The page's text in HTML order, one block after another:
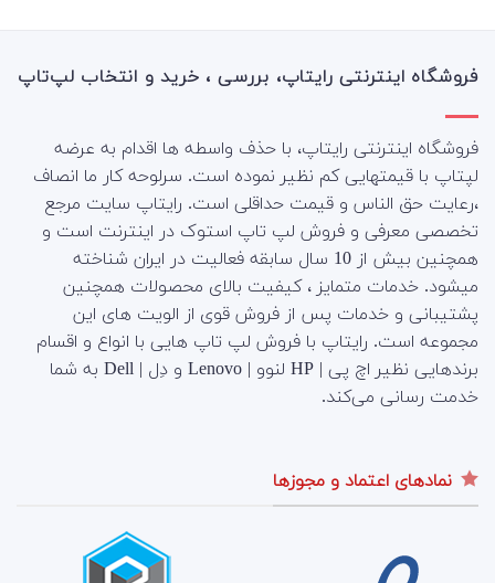
فروشگاه اینترنتی رایتاپ، بررسی ، خرید و انتخاب لپ‌تاپ
فروشگاه اینترنتی رایتاپ، با حذف واسطه ها اقدام به عرضه
لپتاپ با قیمتهایی کم نظیر نموده است. سرلوحه کار ما انصاف
،رعایت حق الناس و قیمت حداقلی است. رایتاپ سایت مرجع
تخصصی معرفی و فروش لپ تاپ استوک در اینترنت است و
همچنین بیش از 10 سال سابقه فعالیت در ایران شناخته
میشود. خدمات متمایز ، کیفیت بالای محصولات همچنین
پشتیبانی و خدمات پس از فروش قوی از الویت های این
مجموعه است. رایتاپ با فروش لپ تاپ هایی با انواع و اقسام
برندهایی نظیر اچ پی | HP لنوو | Lenovo و دِل | Dell به شما
خدمت رسانی می‌کند.
نمادهای اعتماد و مجوزها